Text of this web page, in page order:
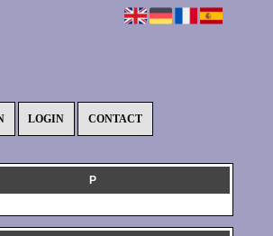
LOGIN CONTACT
P